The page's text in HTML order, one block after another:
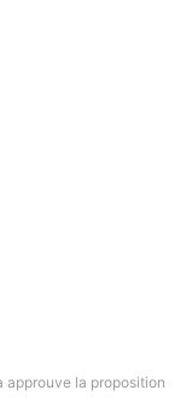
approuve la proposition